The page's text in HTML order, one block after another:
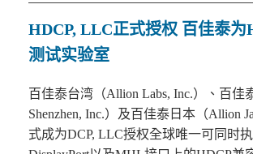
HDCP, LLC正式授权 百佳泰为
测试实验室
百佳泰台湾（Allion Labs, Inc.）、百佳
Shenzhen, Inc.）及百佳泰日本（Allion
式成为DCP, LLC授权全球唯一可同时